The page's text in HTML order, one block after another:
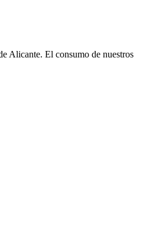
Alicante. El consumo de nuestros